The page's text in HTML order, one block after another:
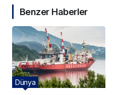
Benzer Haberler
Dünya